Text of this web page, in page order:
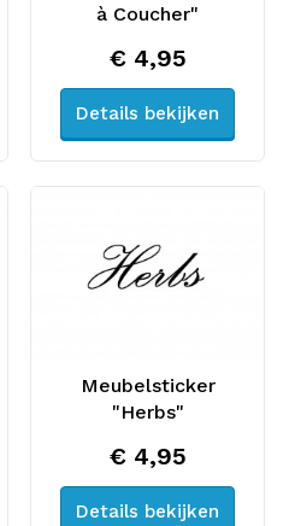
à Coucher"
€ 4,95
Details bekijken
Meubelsticker
"Herbs"
€ 4,95
Details bekijken